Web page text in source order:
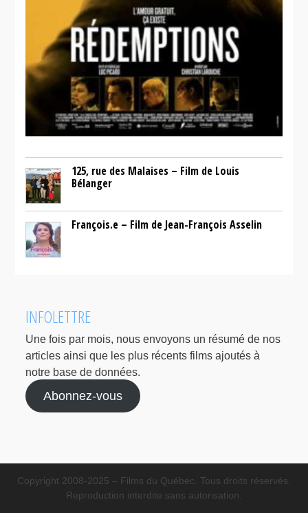
125, rue des Malaises – Film de Louis
Bélanger
François.e – Film de Jean-François Asselin
INFOLETTRE
Une fois par mois, nous envoyons un résumé de nos
articles ainsi que les plus récents films ajoutés à
notre base de données.
Abonnez-vous
Copyright 2008-2025 – Films du Québec. Tous droits réservés.
Reproduction interdite sans autorisation.